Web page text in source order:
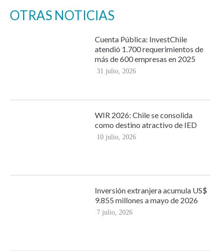
OTRAS NOTICIAS
Cuenta Pública: InvestChile
atendió 1.700 requerimientos de
más de 600 empresas en 2025
31 julio, 2026
WIR 2026: Chile se consolida
como destino atractivo de IED
10 julio, 2026
Inversión extranjera acumula US$
9.855 millones a mayo de 2026
7 julio, 2026